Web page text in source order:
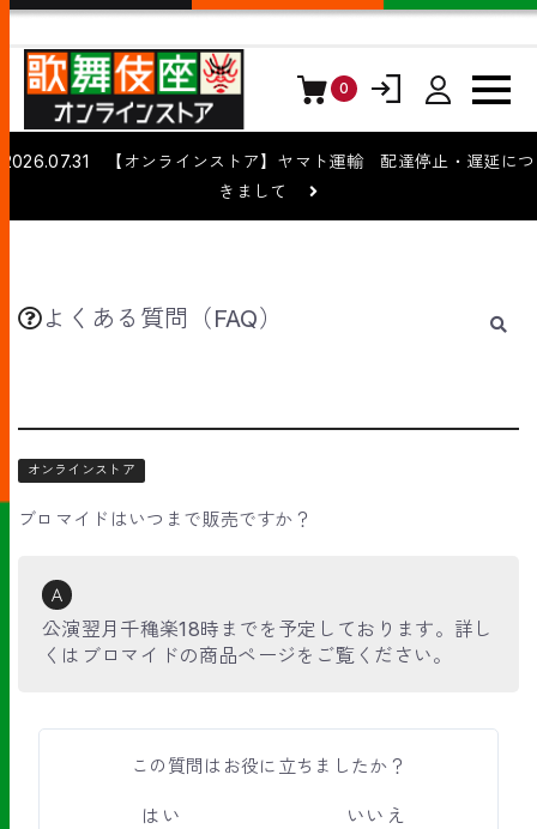
0
ログイン
2026.07.31 【オンラインストア】ヤマト運輸 配達停止・遅延につ
きまして
よくある質問（FAQ）
オンラインストア
ブロマイドはいつまで販売ですか？
Ａ
公演翌月千穐楽18時までを予定しております。詳し
くはブロマイドの商品ページをご覧ください。
この質問はお役に立ちましたか？
はい いいえ